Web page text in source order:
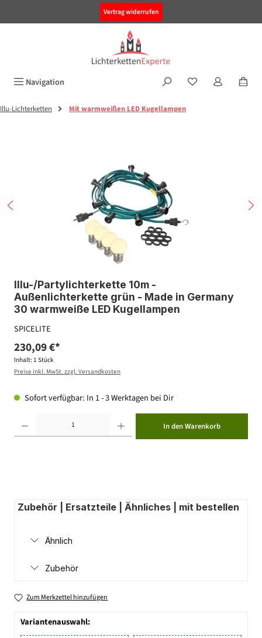
Vertrag widerrufen
Navigation
Illu-Lichterketten Mit warmweißen LED Kugellampen
Illu-/Partylichterkette 10m -
Außenlichterkette grün - Made in Germany
30 warmweiße LED Kugellampen
SPICELITE
230,09 €*
Inhalt: 1 Stück
Preise inkl. MwSt. zzgl. Versandkosten
Sofort verfügbar: In 1 - 3 Werktagen bei Dir
In den Warenkorb
Zubehör | Ersatzteile | Ähnliches | mit bestellen
Ähnlich
Zubehör
Zum Merkzettel hinzufügen
Variantenauswahl: